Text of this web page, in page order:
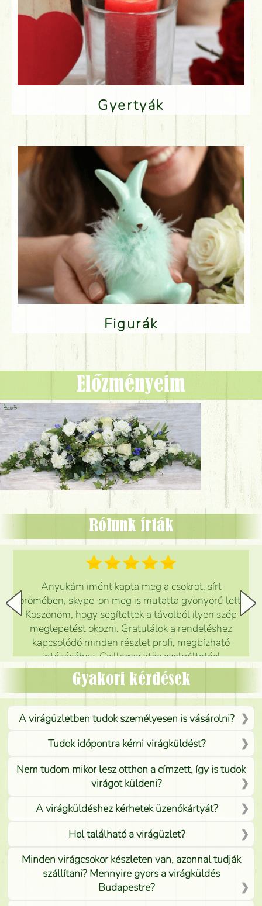
Gyertyák
Figurák
Előzményeim
Rólunk írták
Anyukám imént kapta meg a csokrot, sírt
örömében, skype-on meg is mutatta gyönyörű lett.
Köszönöm, hogy segítettek a távolból ilyen szép
meglepetést okozni. Gratulálok a rendeléshez
kapcsolódó minden részlet profi, megbízható
intézéséhez. Csillagos ötös szolgáltatás!
Mónika
Gyakori kérdések
A virágüzletben tudok személyesen is vásárolni?
Tudok időpontra kérni virágküldést?
Nem tudom mikor lesz otthon a címzett, így is tudok
virágot küldeni?
A virágküldéshez kérhetek üzenőkártyát?
Hol található a virágüzlet?
Minden virágcsokor készleten van, azonnal tudják
szállítani? Mennyire gyors a virágküldés
Budapestre?